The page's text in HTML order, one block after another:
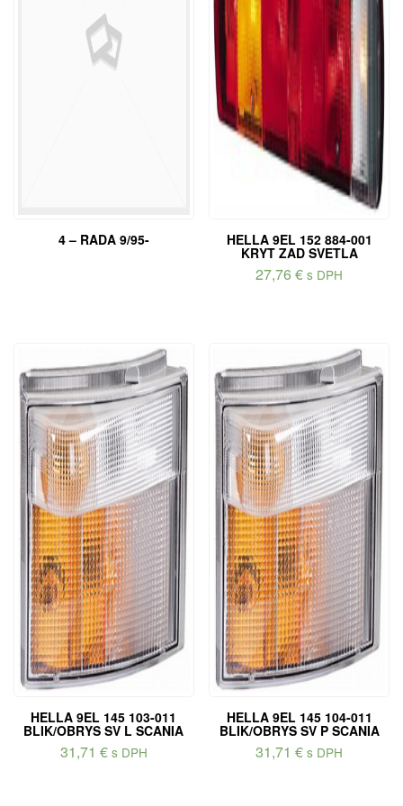
4 – RADA 9/95- HELLA 9EL 152 884-001
KRYT ZAD SVETLA
27,76€ s DPH
HELLA 9EL 145 103-011
BLIK/OBRYS SV L SCANIA
31,71 € s DPH
HELLA 9EL 145 104-011
BLIK/OBRYS SV P SCANIA
31,71€ s DPH